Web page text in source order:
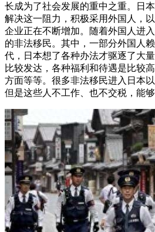
长成为了社会发展的重中之重。日
解决这一阻力，积极采用外国人，
企业正在不断增加。随着外国人进
的非法移民。其中，一部分外国人
代，日本想了各种办法才驱逐了大
比较发达，各种福利和待遇是比较
方面等等。很多非法移民进入日本
但是这些人不工作、也不交税，能